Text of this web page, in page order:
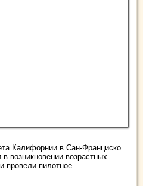
Калифорнии в Сан-Франциско
возникновении возрастных
провели пилотное